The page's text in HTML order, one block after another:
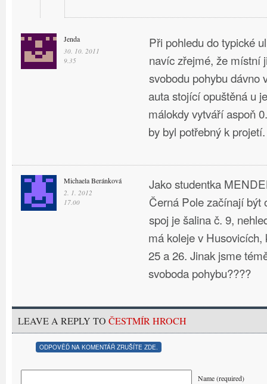
Jenda
30. 10. 2011
9.35
Při pohledu do typické
navíc zřejmé, že místní
svobodu pohybu dávno
auta stojící opuštěná u
málokdy vytváří aspoň
by byl potřebný k projetí.
Michaela Beránková
2. 1. 2012
17.00
Jako studentka
Černá Pole začínají být
spoj je šalina č. 9,
má koleje v Husovicích,
25 a 26. Jinak jsme
svoboda pohybu????
LEAVE A REPLY TO ČESTMÍR HROCH
ODPOVĚĎ NA KOMENTÁŘ ZRUŠÍTE ZDE.
Name (required)